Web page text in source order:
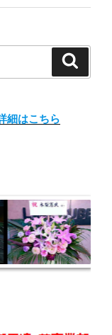
細はこちら